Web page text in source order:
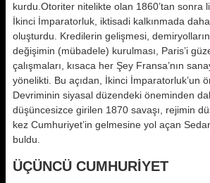
kurdu.Otoriter nitelikte olan 1860’tan sonra
İkinci İmparatorluk, iktisadi kalkınmada
oluşturdu. Kredilerin gelişmesi,
değişimin (mübadele) kurulması, Paris’i
çalışmaları, kısaca her Şey Fransa’nın
yönelikti. Bu açıdan, İkinci İmparatorluk’un
Devriminin siyasal düzendeki öneminden
düşüncesizce girilen 1870 savaşı, rejimin
kez Cumhuriyet’in gelmesine yol açan
buldu.
ÜÇÜNCÜ CUMHURİYET